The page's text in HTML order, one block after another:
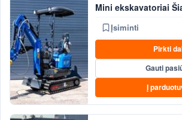
Mini ekskavatoriai
Įsiminti
Pirkti
Gauti
Į